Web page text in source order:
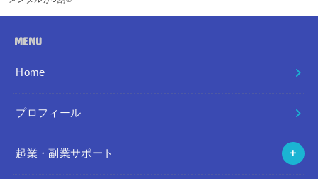
MENU
Home
プロフィール
起業・副業サポート